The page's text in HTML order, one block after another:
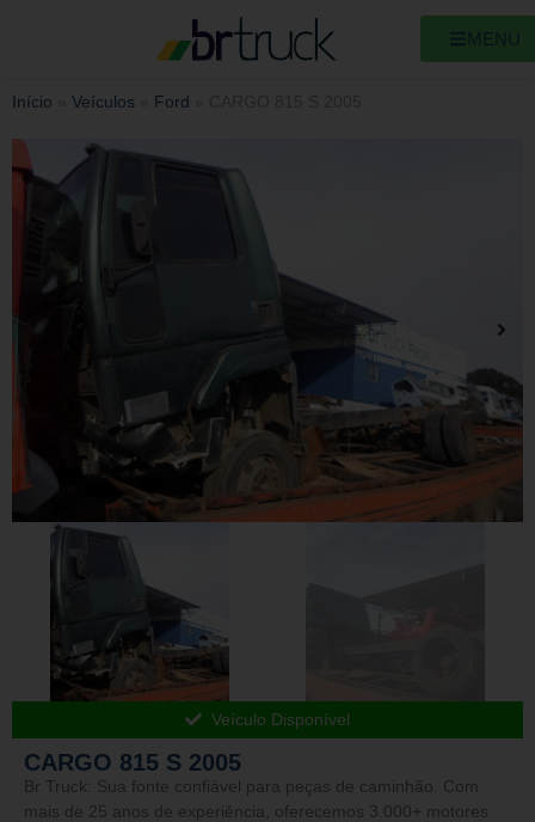
MENU
Início Veículos Ford
Veículo Disponível
CARGO 815 S 2005
Br Truck: Sua fonte confiável para peças de caminhão. Com
mais de 25 anos de experiência, oferecemos 3.000+ motores